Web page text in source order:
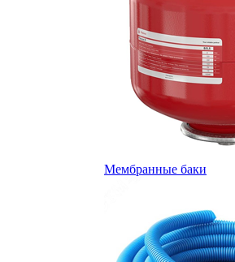
Мембранные баки